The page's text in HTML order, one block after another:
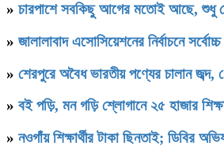
» চারপাশে সবকিছু আগের মতোই আছে, শুধু
» জালালাবাদ এসোসিয়েশনের নির্বাচনে
» শেরপুরে অবৈধ ভারতীয় পণ্যের চালান
» বই পড়ি, মন গড়ি শ্লোগানে ২৫ হাজার
» নওগাঁয় শিক্ষার্থীর টাকা ছিনতাই; ডিবির